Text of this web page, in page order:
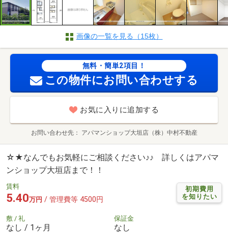
画像の一覧を見る（15枚）
無料・簡単2項目！
この物件にお問い合わせする
お気に入りに追加する
お問い合わせ先 アパマンショップ大垣店（株）中村不動産
☆★なんでもお気軽にご相談ください♪♪ 詳しくはアパマ
ンショップ大垣店まで！！
初期費用
を知りたい
賃料
5.40万円 / 管理費等 4500円
敷 / 礼
なし / 1ヶ月
保証金
なし